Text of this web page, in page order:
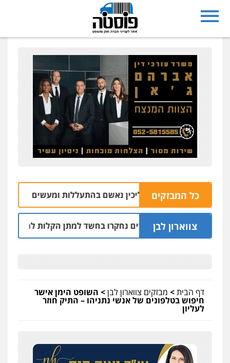
כל המבזקים
משק במושב אליכין נאשם בהתעללות ומעשים מגונים בשתי
צווארון לבן
שלושה שוטרים נחקרו בחשד למתן הקלות למועדון בבעלות
דף הבית> מבזקים צווארון לבן> השופט הימן אישר
חיפוש בטלפונים של אנשי נתניהו – התיק חוזר
לעליון